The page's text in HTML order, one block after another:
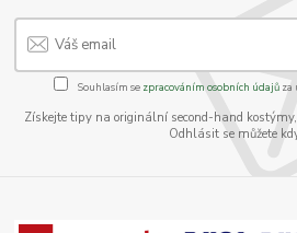
Souhlasím se zpracováním osobních údajůza
Získejte tipy na originální second-hand
Odhlásit se můžete